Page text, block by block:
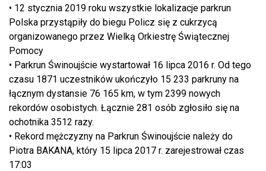
• 12 stycznia 2019 roku wszystkie lokalizacje parkrun
Polska przystąpiły do biegu Policz się z cukrzycą
organizowanego przez Wielką Orkiestrę Świątecznej
Pomocy
• Parkrun Świnoujście wystartował 16 lipca 2016 r. Od tego
czasu 1871 uczestników ukończyło 15 233 parkruny na
łącznym dystansie 76 165 km, w tym 2399 nowych
rekordów osobistych. Łącznie 281 osób zgłosiło się na
ochotnika 3512 razy.
• Rekord mężczyzny na Parkrun Świnoujście należy do
Piotra BAKANA, który 15 lipca 2017 r. zarejestrował czas
17:03